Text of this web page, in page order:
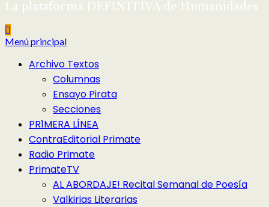
La plataforma DEFINITIVA de Humanidades
Menú principal
Archivo Textos
Columnas
Ensayo Pirata
Secciones
PR1MERA LÍNEA
ContraEditorial Primate
Radio Primate
PrimateTV
AL ABORDAJE! Recital Semanal de Poesía
Valkirias Literarias